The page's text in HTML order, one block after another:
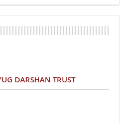
DARSHAN TRUST